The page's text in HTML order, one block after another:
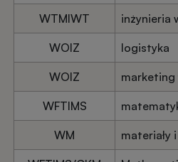
WTMIWT inżynieria
WOIZ logistyka
WOIZ marketing
WFTIMS
WM materiały